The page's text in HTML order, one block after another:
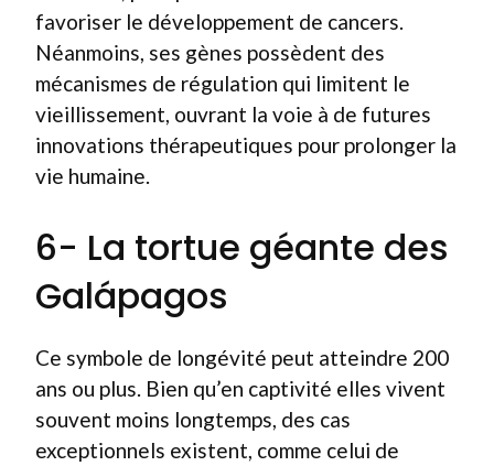
favoriser le développement de cancers.
Néanmoins, ses gènes possèdent des
mécanismes de régulation qui limitent le
vieillissement, ouvrant la voie à de futures
innovations thérapeutiques pour prolonger la
vie humaine.
6- La tortue géante des
Galápagos
Ce symbole de longévité peut atteindre 200
ans ou plus. Bien qu’en captivité elles vivent
souvent moins longtemps, des cas
exceptionnels existent, comme celui de